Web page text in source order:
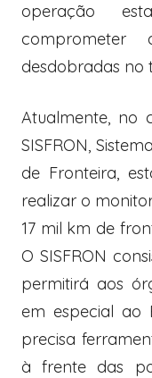
operação
desdobradas no
Atualmente, no
SISFRON,
de Fronteira,
realizar o
17 mil km de
O SISFRON
permitirá aos
em especial ao
precisa
à frente das